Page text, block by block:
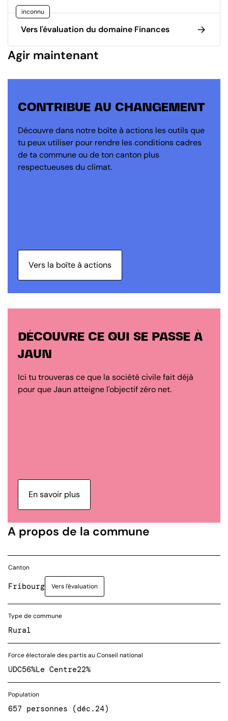
inconnu
Vers l'évaluation du domaine Finances
Agir maintenant
CONTRIBUE AU CHANGEMENT
Découvre dans notre boîte à actions les outils que
tu peux utiliser pour rendre les conditions cadres
de ta commune ou de ton canton plus
respectueuses du climat.
Vers la boîte à actions
DÉCOUVRE CE QUI SE PASSE À
JAUN
Ici tu trouveras ce que la société civile fait déjà
pour que Jaun atteigne l'objectif zéro net.
En savoir plus
A propos de la commune
Canton
Fribourg Vers l'évaluation
Type de commune
Rural
Force électorale des partis au Conseil national
UDC56%Le Centre22%
Population
657 personnes (déc.24)